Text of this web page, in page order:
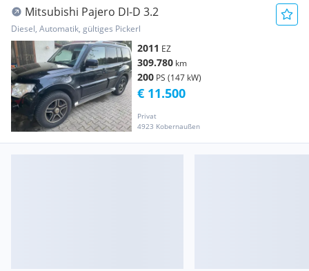
Mitsubishi Pajero DI-D 3.2
Diesel, Automatik, gültiges Pickerl
2011 EZ
309.780 km
200 PS (147 kW)
Privat
4923 Kobernaußen
€ 11.500